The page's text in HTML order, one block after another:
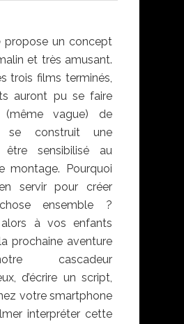
propose un concept
et très amusant.
trois films terminés,
auront pu se faire
vague) de
se construit une
sensibilisé au
montage. Pourquoi
servir pour créer
ensemble ?
alors à vos enfants
prochaine aventure
cascadeur
d’écrire un script,
votre smartphone
interpréter cette